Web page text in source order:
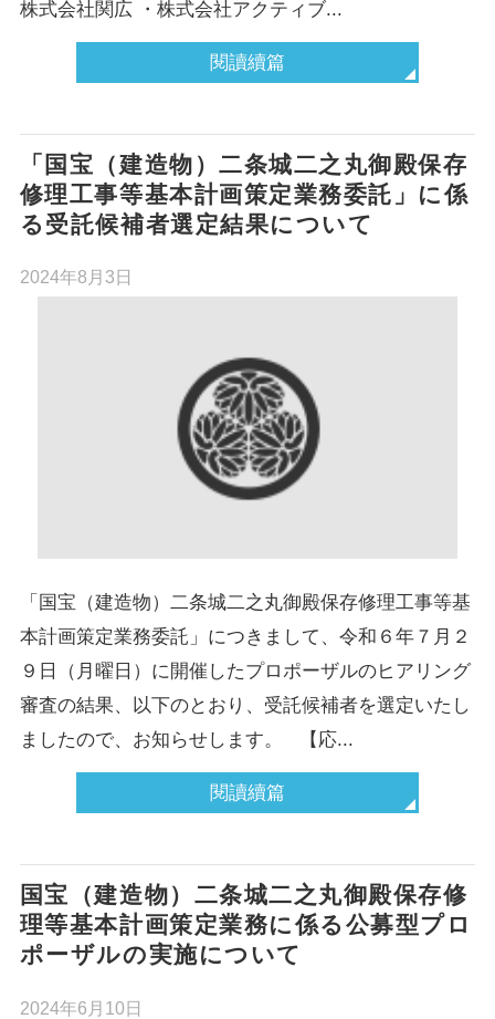
株式会社関広 ・株式会社アクティブ...
閱讀續篇
「国宝（建造物）二条城二之丸御殿保存
修理工事等基本計画策定業務委託」に係
る受託候補者選定結果について
2024年8月3日
「国宝（建造物）二条城二之丸御殿保存修理工事等基
本計画策定業務委託」につきまして、令和６年７月２
９日（月曜日）に開催したプロポーザルのヒアリング
審査の結果、以下のとおり、受託候補者を選定いたし
ましたので、お知らせします。 【応...
閱讀續篇
国宝（建造物）二条城二之丸御殿保存修
理等基本計画策定業務に係る公募型プロ
ポーザルの実施について
2024年6月10日